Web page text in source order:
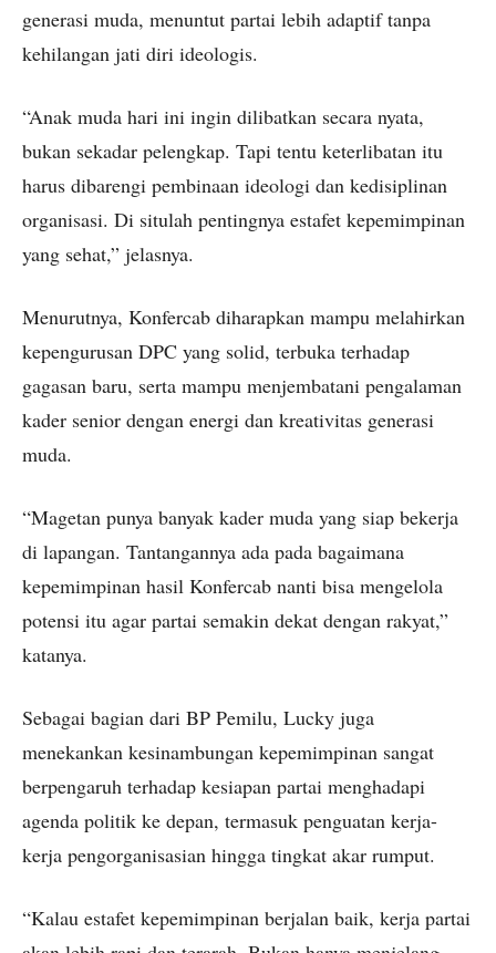
generasi muda, menuntut partai lebih adaptif tanpa
kehilangan jati diri ideologis.
“Anak muda hari ini ingin dilibatkan secara nyata,
bukan sekadar pelengkap. Tapi tentu keterlibatan itu
harus dibarengi pembinaan ideologi dan kedisiplinan
organisasi. Di situlah pentingnya estafet kepemimpinan
yang sehat,” jelasnya.
Menurutnya, Konfercab diharapkan mampu melahirkan
kepengurusan DPC yang solid, terbuka terhadap
gagasan baru, serta mampu menjembatani pengalaman
kader senior dengan energi dan kreativitas generasi
muda.
“Magetan punya banyak kader muda yang siap bekerja
di lapangan. Tantangannya ada pada bagaimana
kepemimpinan hasil Konfercab nanti bisa mengelola
potensi itu agar partai semakin dekat dengan rakyat,”
katanya.
Sebagai bagian dari BP Pemilu, Lucky juga
menekankan kesinambungan kepemimpinan sangat
berpengaruh terhadap kesiapan partai menghadapi
agenda politik ke depan, termasuk penguatan kerja-
kerja pengorganisasian hingga tingkat akar rumput.
“Kalau estafet kepemimpinan berjalan baik, kerja partai